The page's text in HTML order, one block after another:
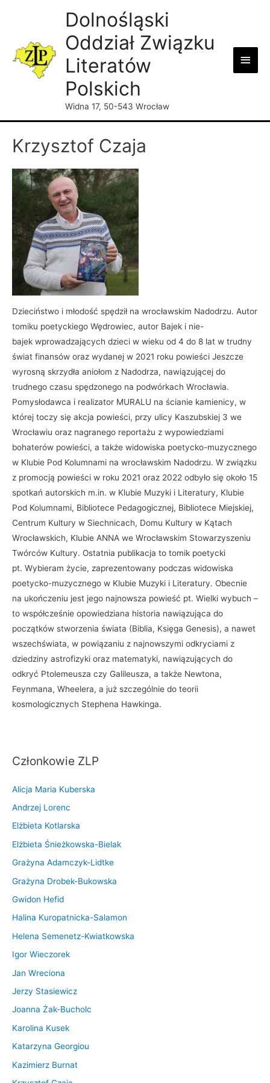
Dolnośląski
Oddział Związku
Literatów
Polskich
Widna 17, 50-543 Wrocław
Main
Krzysztof Czaja
Dzieciństwo i młodość spędził na wrocławskim Nadodrzu. Autor
tomiku poetyckiego Wędrowiec, autor Bajek i nie-
bajek wprowadzających dzieci w wieku od 4 do 8 lat w trudny
świat finansów oraz wydanej w 2021 roku powieści Jeszcze
wyrosną skrzydła aniołom z Nadodrza, nawiązującej do
trudnego czasu spędzonego na podwórkach Wrocławia.
Pomysłodawca i realizator MURALU na ścianie kamienicy, w
której toczy się akcja powieści, przy ulicy Kaszubskiej 3 we
Wrocławiu oraz nagranego reportażu z wypowiedziami
bohaterów powieści, a także widowiska poetycko-muzycznego
w Klubie Pod Kolumnami na wrocławskim Nadodrzu. W związku
z promocją powieści w roku 2021 oraz 2022 odbyło się około 15
spotkań autorskich m.in. w Klubie Muzyki i Literatury, Klubie
Pod Kolumnami, Bibliotece Pedagogicznej, Bibliotece Miejskiej,
Centrum Kultury w Siechnicach, Domu Kultury w Kątach
Wrocławskich, Klubie ANNA we Wrocławskim Stowarzyszeniu
Twórców Kultury. Ostatnia publikacja to tomik poetycki
pt. Wybieram życie, zaprezentowany podczas widowiska
poetycko-muzycznego w Klubie Muzyki i Literatury. Obecnie
na ukończeniu jest jego najnowsza powieść pt. Wielki wybuch –
to współcześnie opowiedziana historia nawiązująca do
początków stworzenia świata (Biblia, Księga Genesis), a nawet
wszechświata, w powiązaniu z najnowszymi odkryciami z
dziedziny astrofizyki oraz matematyki, nawiązujących do
odkryć Ptolemeusza czy Galileusza, a także Newtona,
Feynmana, Wheelera, a już szczególnie do teorii
kosmologicznych Stephena Hawkinga.
Członkowie ZLP
Alicja Maria Kuberska
Andrzej Lorenc
Elżbieta Kotlarska
Elżbieta Śnieżkowska-Bielak
Grażyna Adamczyk-Lidtke
Grażyna Drobek-Bukowska
Gwidon Hefid
Halina Kuropatnicka-Salamon
Helena Semenetz-Kwiatkowska
Igor Wieczorek
Jan Wreciona
Jerzy Stasiewicz
Joanna Żak-Bucholc
Karolina Kusek
Katarzyna Georgiou
Kazimierz Burnat